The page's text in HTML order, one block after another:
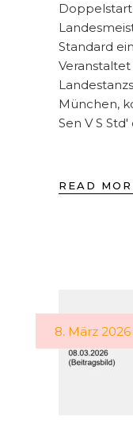
Standard
München,
Sen V S Std'
READ
8. März 2026